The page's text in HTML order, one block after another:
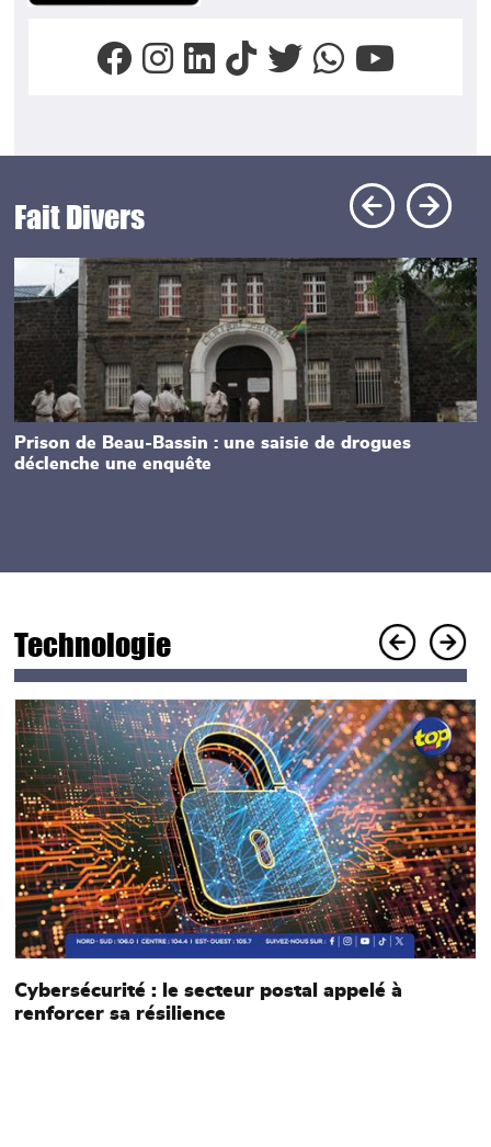
Fait Divers
Main picture
Prison de Beau-Bassin : une saisie de drogues
déclenche une enquête
Technologie
Main picture
Cybersécurité : le secteur postal appelé à
renforcer sa résilience